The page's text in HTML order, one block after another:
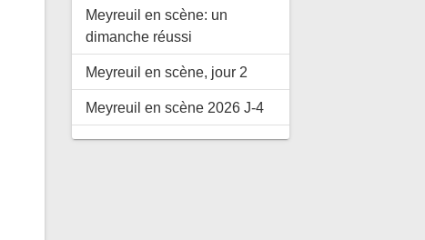
Meyreuil en scène: un
dimanche réussi
Meyreuil en scène, jour 2
Meyreuil en scène 2026 J-4